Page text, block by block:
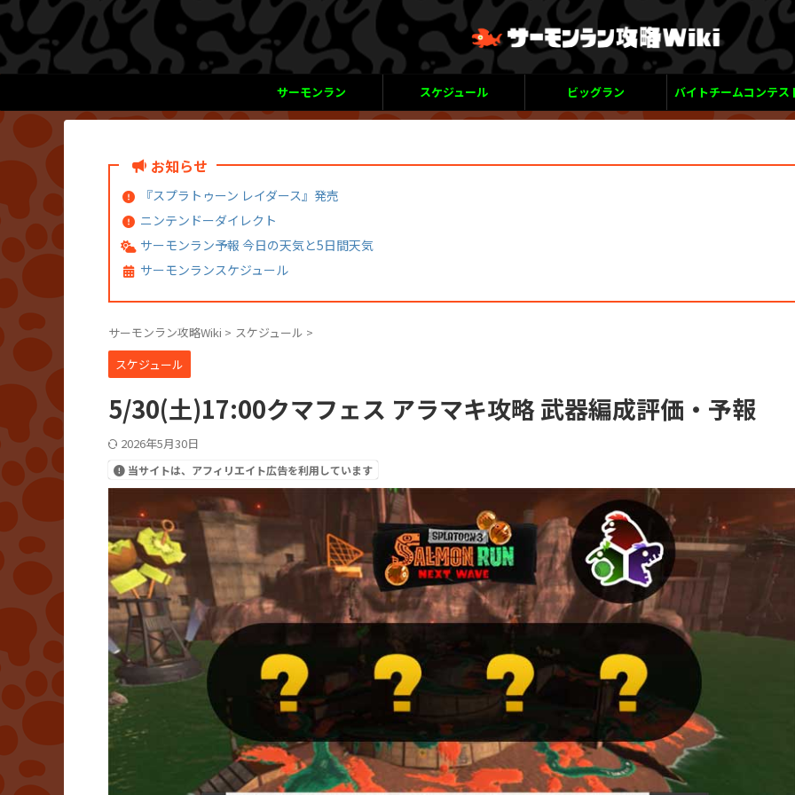
サーモンラン スケジュール ビッグラン バイトチームコンテス
お知らせ
『スプラトゥーン レイダース』発売
ニンテンドーダイレクト
サーモンラン予報 今日の天気と5日間天気
サーモンランスケジュール
サーモンラン攻略Wiki > スケジュール >
スケジュール
5/30(土)17:00クマフェス アラマキ攻略 武器編成評価・予報
2026年5月30日
当サイトは、アフィリエイト広告を利用しています